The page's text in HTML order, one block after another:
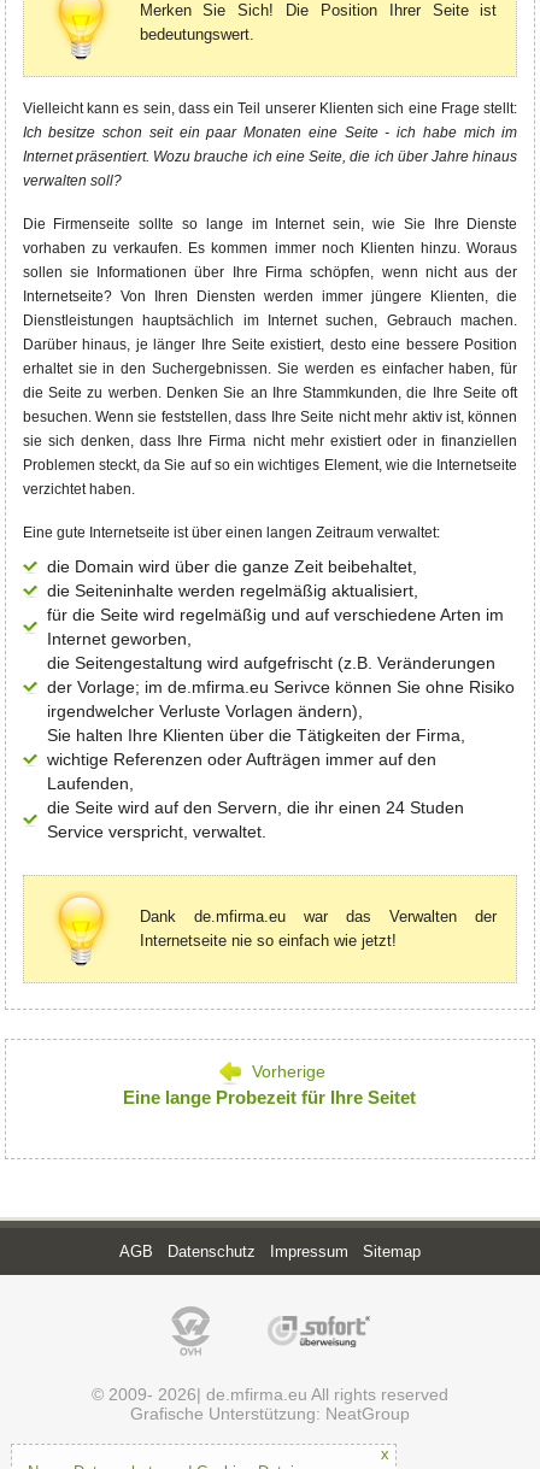
Merken Sie Sich! Die Position Ihrer Seite ist
bedeutungswert.
Vielleicht kann es sein, dass ein Teil unserer Klienten sich eine Frage stellt:
Ich besitze schon seit ein paar Monaten eine Seite - ich habe mich im
Internet präsentiert. Wozu brauche ich eine Seite, die ich über Jahre hinaus
verwalten soll?
Die Firmenseite sollte so lange im Internet sein, wie Sie Ihre Dienste
vorhaben zu verkaufen. Es kommen immer noch Klienten hinzu. Woraus
sollen sie Informationen über Ihre Firma schöpfen, wenn nicht aus der
Internetseite? Von Ihren Diensten werden immer jüngere Klienten, die
Dienstleistungen hauptsächlich im Internet suchen, Gebrauch machen.
Darüber hinaus, je länger Ihre Seite existiert, desto eine bessere Position
erhaltet sie in den Suchergebnissen. Sie werden es einfacher haben, für
die Seite zu werben. Denken Sie an Ihre Stammkunden, die Ihre Seite oft
besuchen. Wenn sie feststellen, dass Ihre Seite nicht mehr aktiv ist, können
sie sich denken, dass Ihre Firma nicht mehr existiert oder in finanziellen
Problemen steckt, da Sie auf so ein wichtiges Element, wie die Internetseite
verzichtet haben.
Eine gute Internetseite ist über einen langen Zeitraum verwaltet:
die Domain wird über die ganze Zeit beibehaltet,
die Seiteninhalte werden regelmäßig aktualisiert,
für die Seite wird regelmäßig und auf verschiedene Arten im
Internet geworben,
die Seitengestaltung wird aufgefrischt (z.B. Veränderungen
der Vorlage; im de.mfirma.eu Serivce können Sie ohne Risiko
irgendwelcher Verluste Vorlagen ändern),
Sie halten Ihre Klienten über die Tätigkeiten der Firma,
wichtige Referenzen oder Aufträgen immer auf den
Laufenden,
die Seite wird auf den Servern, die ihr einen 24 Studen
Service verspricht, verwaltet.
Dank de.mfirma.eu war das Verwalten der
Internetseite nie so einfach wie jetzt!
Vorherige
Eine lange Probezeit für Ihre Seitet
AGB Datenschutz Impressum Sitemap
© 2009- 2026| de.mfirma.eu All rights reserved
Grafische Unterstützung: NeatGroup
x